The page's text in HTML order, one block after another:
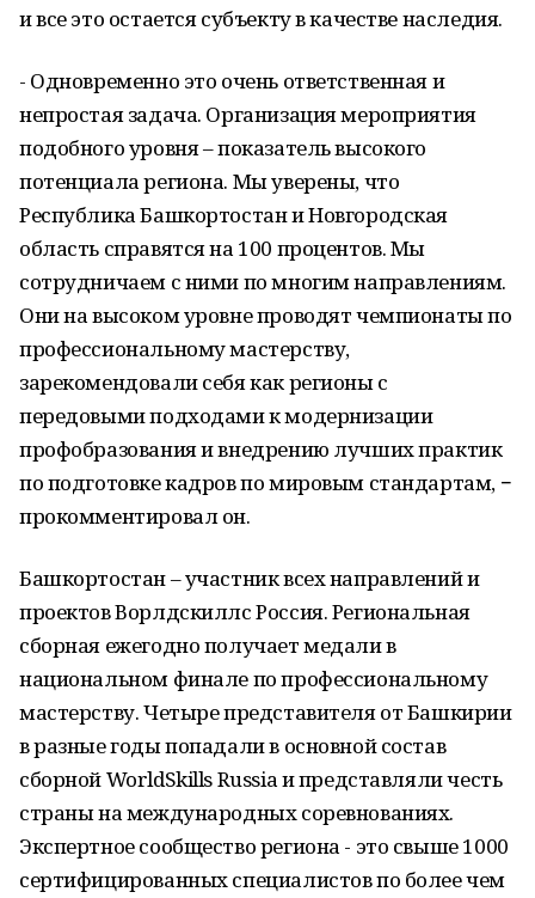
и все это остается субъекту в качестве наследия.
- Одновременно это очень ответственная и
непростая задача. Организация мероприятия
подобного уровня – показатель высокого
потенциала региона. Мы уверены, что
Республика Башкортостан и Новгородская
область справятся на 100 процентов. Мы
сотрудничаем с ними по многим направлениям.
Они на высоком уровне проводят чемпионаты по
профессиональному мастерству,
зарекомендовали себя как регионы с
передовыми подходами к модернизации
профобразования и внедрению лучших практик
по подготовке кадров по мировым стандартам, −
прокомментировал он.
Башкортостан – участник всех направлений и
проектов Ворлдскиллс Россия. Региональная
сборная ежегодно получает медали в
национальном финале по профессиональному
мастерству. Четыре представителя от Башкирии
в разные годы попадали в основной состав
сборной WorldSkills Russia и представляли честь
страны на международных соревнованиях.
Экспертное сообщество региона - это свыше 1000
сертифицированных специалистов по более чем